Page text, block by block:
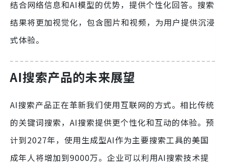
结合网络信息和AI模型的优势，提供个性化回答。搜索
结果将更加视觉化，包含图片和视频，为用户提供沉浸
式体验。
AI搜索产品的未来展望
AI搜索产品正在革新我们使用互联网的方式。相比传统
的关键词搜索，AI搜索提供更个性化和互动的体验。预
计到2027年，使用生成型AI作为主要搜索工具的美国
成年人将增加到9000万。企业可以利用AI搜索技术提